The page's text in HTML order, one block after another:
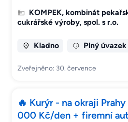
KOMPEK, kombinát
cukrářské výroby, spol. s r.o.
Kladno Plný úvazek
Zveřejněno: 30. července
🔥 Kurýr - na okraji
000 Kč/den + firemní